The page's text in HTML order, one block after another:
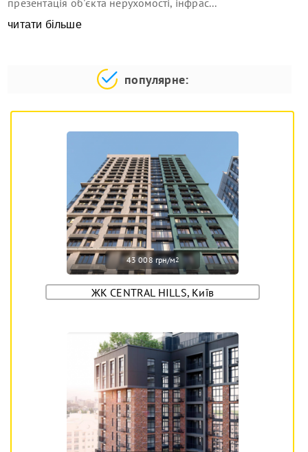
читати більше
популярне:
43 008 грн/м2
ЖК CENTRAL HILLS, Київ